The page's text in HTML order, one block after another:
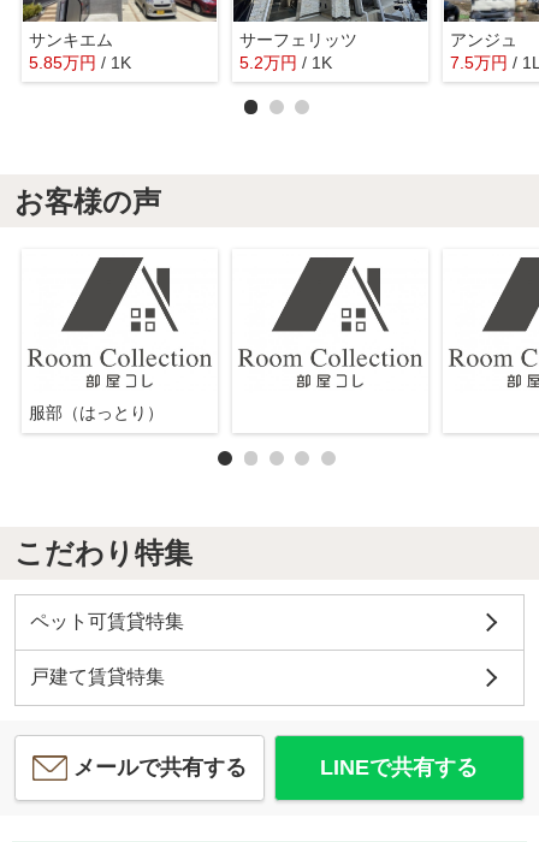
サンキエム
5.85万円 / 1K
サーフェリッツ
5.2万円 / 1K
アンジュ
7.5万円 /
お客様の声
服部（はっとり）
こだわり特集
ペット可賃貸特集
戸建て賃貸特集
メールで共有する LINEで共有する